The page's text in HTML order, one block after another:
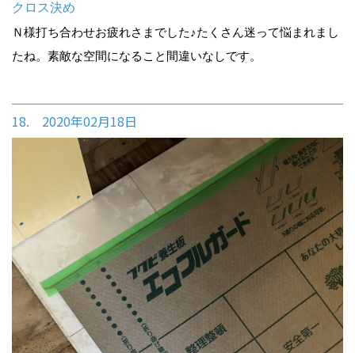
クロス決め
Ｎ様打ち合わせお疲れさまでした♪たくさん迷って悩まれまし
たね。素敵な空間になること間違いなしです。
18. 2020年02月18日